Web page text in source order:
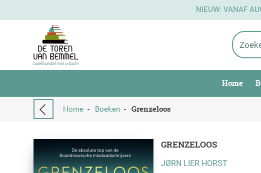
NIEUW: VANAF
Home
Home - Boeken - Grenzeloos
GRENZELOOS
JØRN LIER HORST